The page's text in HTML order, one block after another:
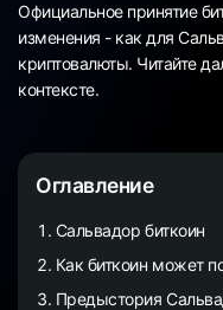
Официальное принятие
изменения - как для
криптовалюты. Читайте
контексте.
Оглавление
Сальвадор биткоин
Как биткоин может
Предыстория